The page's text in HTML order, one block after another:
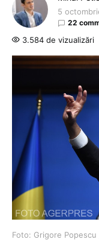
5
22
3.584 de vizualizări
Foto: Grigore